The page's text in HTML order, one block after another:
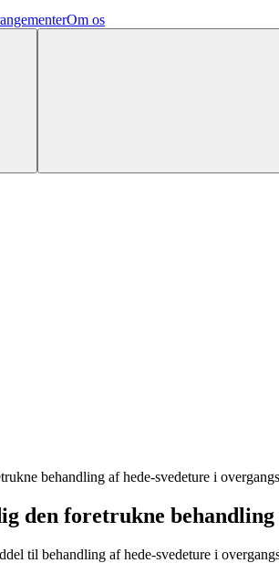
Om os
behandling af hede-svedeture i
den foretrukne behandling
til behandling af hede-svedeture i